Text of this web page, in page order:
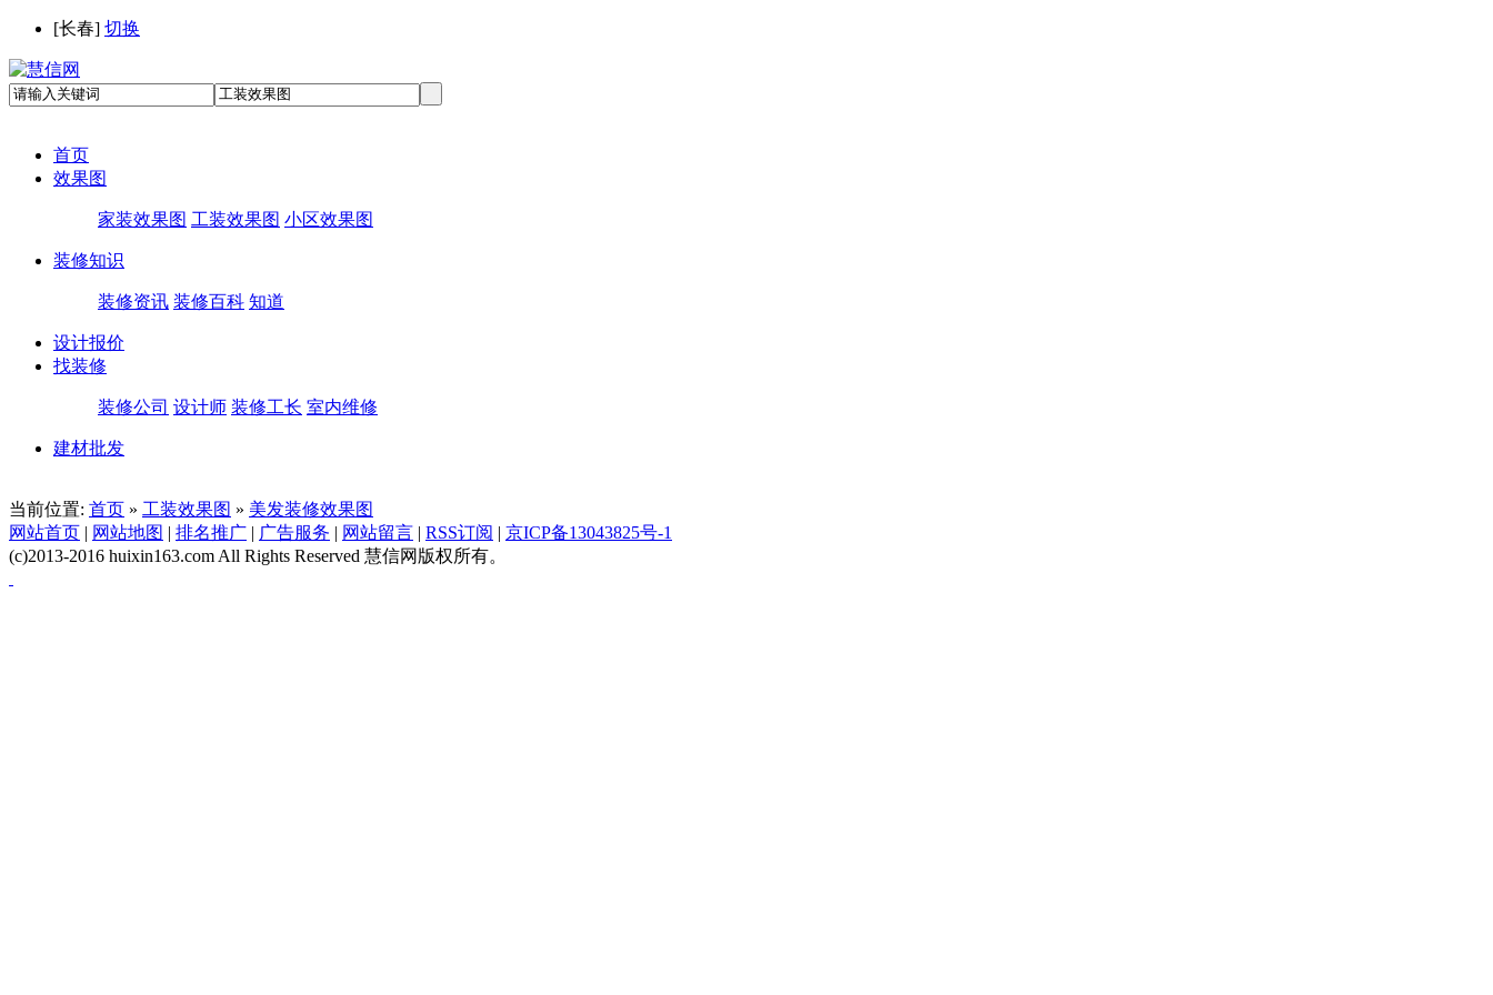
[长春] 切换
首页
效果图
家装效果图 工装效果图 小区效果图
装修知识
装修资讯 装修百科 知道
设计报价
找装修
装修公司 设计师 装修工长 室内维修
建材批发
当前位置: 首页 » 工装效果图 » 美发装修效果图
网站首页 | 网站地图 | 排名推广 | 广告服务 | 网站留言 | RSS订阅 | 京ICP备13043825号-1
(c)2013-2016 huixin163.com All Rights Reserved 慧信网版权所有。